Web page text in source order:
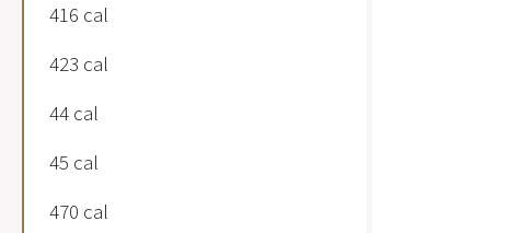
416 cal
423 cal
44 cal
45 cal
470 cal